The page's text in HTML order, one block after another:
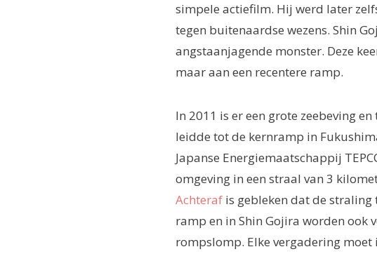
simpele actiefilm. Hij werd later
tegen buitenaardse wezens. Shin
angstaanjagende monster. Deze
maar aan een recentere ramp.
In 2011 is er een grote zeebeving
leidde tot de kernramp in
Japanse Energiemaatschappij
omgeving in een straal van 3
Achterafis gebleken dat de straling
ramp en in Shin Gojira worden ook
rompslomp. Elke vergadering moet